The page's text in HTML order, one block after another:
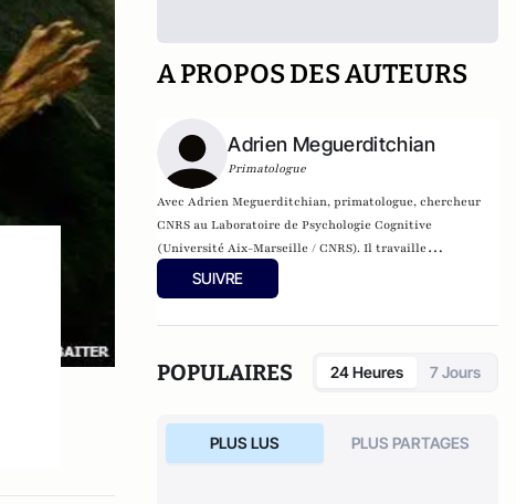
A PROPOS DES AUTEURS
Adrien Meguerditchian
Primatologue
Avec Adrien Meguerditchian, primatologue, chercheur
CNRS au Laboratoire de Psychologie Cognitive
(Université Aix-Marseille / CNRS). Il travaille
particulièrement sur la communication gestuelle des
primates et les origines du langage.
SUIVRE
POPULAIRES 24 Heures 7 Jours
PLUS LUS PLUS PARTAGES